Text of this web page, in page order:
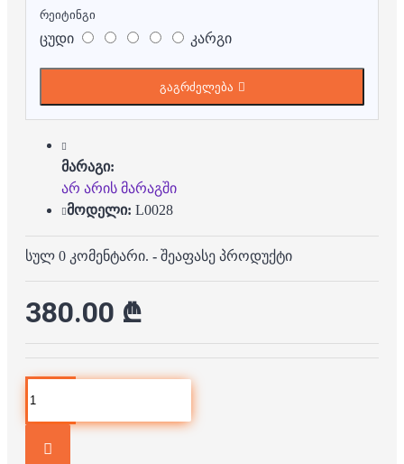
რეიტინგი
ცუდი კარგი
გაგრძელება
მარაგი:
არ არის მარაგში
მოდელი: L0028
სულ 0 კომენტარი. - შეაფასე პროდუქტი
380.00 ₾